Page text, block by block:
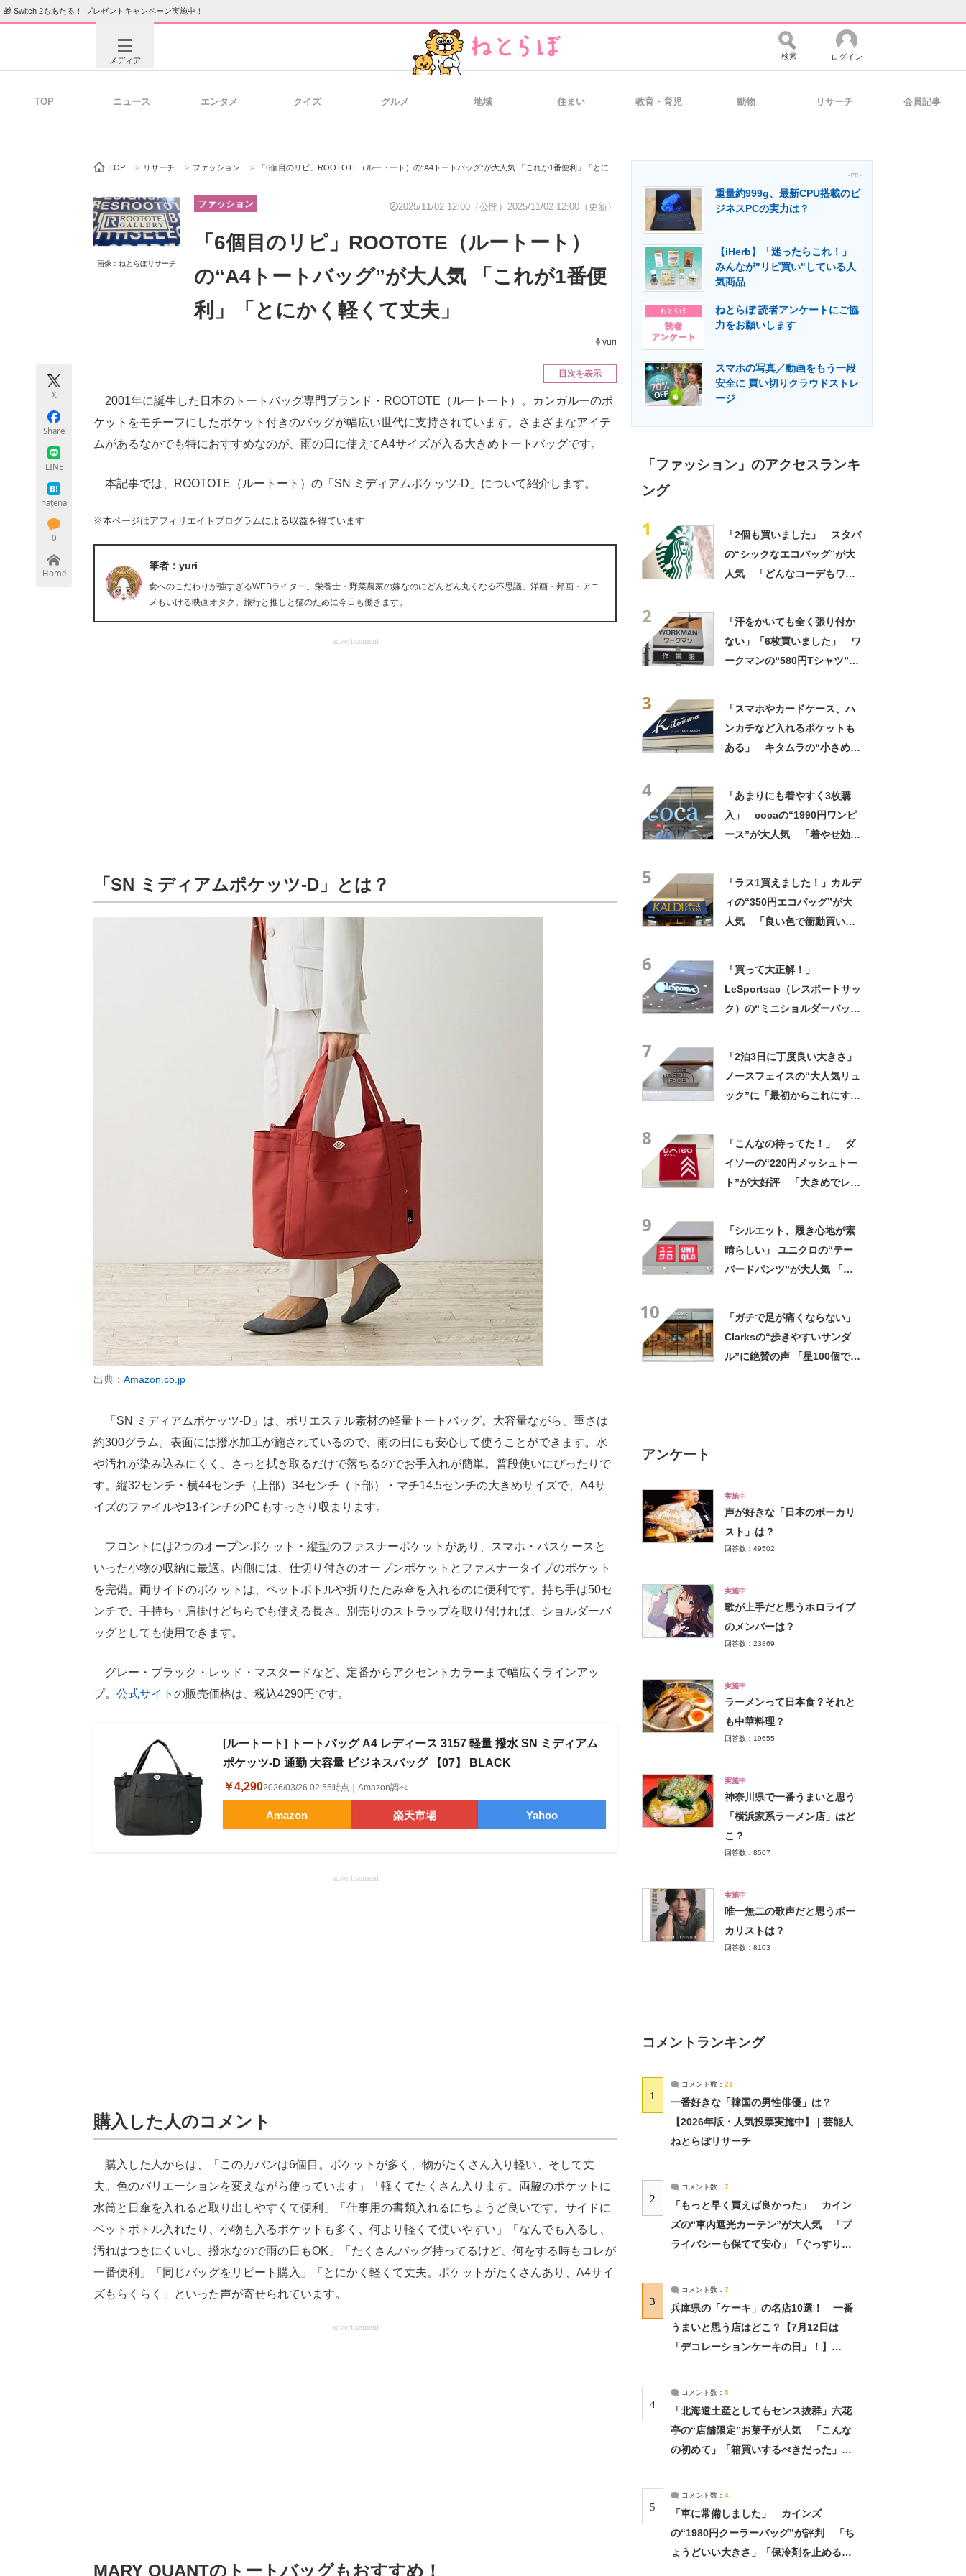
🎁 Switch 2もあたる！ プレゼントキャンペーン実施中！
メディア
ビジネスと働き方のヒント 経営リーダーのコミュニティ マーケ×ITの今がよく分かる
ITエンジニア向け専門サイト 製造業のIT導入・活用を支援
エネルギーの専門メディア 建設×テクノロジーの最前線
ちょっと気になるネットの話題
検索 ログイン
TOP ニュース エンタメ クイズ グルメ 地域 住まい 教育・育児 動物 リサーチ 会員記事
TOP > リサーチ > ファッション > 「6個目のリピ」ROOTOTE（ルートート）の“A4トートバッグ”が大人気 「これが1番便利」「とにかく軽くて丈夫」
画像：ねとらぼリサーチ
ファッション 2025/11/02 12:00（公開） 2025/11/02 12:00（更新）
「6個目のリピ」ROOTOTE（ルートート）
の“A4トートバッグ”が大人気 「これが1番便
利」「とにかく軽くて丈夫」
yuri
X
Share
LINE
hatena
0
Home
目次を表示
2001年に誕生した日本のトートバッグ専門ブランド・ROOTOTE（ルートート）。カンガルーのポ
ケットをモチーフにしたポケット付きのバッグが幅広い世代に支持されています。さまざまなアイテ
ムがあるなかでも特におすすめなのが、雨の日に使えてA4サイズが入る大きめトートバッグです。
本記事では、ROOTOTE（ルートート）の「SN ミディアムポケッツ‐D」について紹介します。
※本ページはアフィリエイトプログラムによる収益を得ています
筆者：yuri
食へのこだわりが強すぎるWEBライター。栄養士・野菜農家の嫁なのにどんどん丸くなる不思議。洋画・邦画・アニ
メもいける映画オタク。旅行と推しと猫のために今日も働きます。
advertisement
「SN ミディアムポケッツ‐D」とは？
出典： Amazon.co.jp
「SN ミディアムポケッツ‐D」は、ポリエステル素材の軽量トートバッグ。大容量ながら、重さは
約300グラム。表面には撥水加工が施されているので、雨の日にも安心して使うことができます。水
や汚れが染み込みにくく、さっと拭き取るだけで落ちるのでお手入れが簡単。普段使いにぴったりで
す。縦32センチ・横44センチ（上部）34センチ（下部）・マチ14.5センチの大きめサイズで、A4サ
イズのファイルや13インチのPCもすっきり収まります。
フロントには2つのオープンポケット・縦型のファスナーポケットがあり、スマホ・パスケースと
いった小物の収納に最適。内側には、仕切り付きのオープンポケットとファスナータイプのポケット
を完備。両サイドのポケットは、ペットボトルや折りたたみ傘を入れるのに便利です。持ち手は50セ
ンチで、手持ち・肩掛けどちらでも使える長さ。別売りのストラップを取り付ければ、ショルダーバ
ッグとしても使用できます。
グレー・ブラック・レッド・マスタードなど、定番からアクセントカラーまで幅広くラインアッ
プ。 公式サイト の販売価格は、税込4290円です。
[ルートート] トートバッグ A4 レディース 3157 軽量 撥水 SN ミディアム
ポケッツ-D 通勤 大容量 ビジネスバッグ 【07】 BLACK
￥4,2902026/03/26 02:55時点｜Amazon調べ
Amazon 楽天市場 Yahoo
advertisement
購入した人のコメント
購入した人からは、「このカバンは6個目。ポケットが多く、物がたくさん入り軽い、そして丈
夫。色のバリエーションを変えながら使っています」「軽くてたくさん入ります。両脇のポケットに
水筒と日傘を入れると取り出しやすくて便利」「仕事用の書類入れるにちょうど良いです。サイドに
ペットボトル入れたり、小物も入るポケットも多く、何より軽くて使いやすい」「なんでも入るし、
汚れはつきにくいし、撥水なので雨の日もOK」「たくさんバッグ持ってるけど、何をする時もコレが
一番便利」「同じバッグをリピート購入」「とにかく軽くて丈夫。ポケットがたくさんあり、A4サイ
ズもらくらく」といった声が寄せられています。
advertisement
MARY QUANTのトートバッグもおすすめ！
- PR -
重量約999g、最新CPU搭載のビ
ジネスPCの実力は？
【iHerb】「迷ったらこれ！」
みんなが"リピ買い"している人
気商品
ねとらぼ 読者アンケートにご協
力をお願いします
スマホの写真／動画をもう一段
安全に 買い切りクラウドストレ
ージ
「ファッション」のアクセスランキ
ング
1
「2個も買いました」 スタバ
の“シックなエコバッグ”が大
人気 「どんなコーデもワン
2
「汗をかいても全く張り付か
ない」「6枚買いました」 ワ
ークマンの“580円Tシャツ”が
3
「スマホやカードケース、ハ
ンカチなど入れるポケットも
ある」 キタムラの“小さめシ
4
「あまりにも着やすく3枚購
入」 cocaの“1990円ワンピ
ース”が大人気 「着やせ効果
5
「ラス1買えました！」カルデ
ィの“350円エコバッグ”が大
人気 「良い色で衝動買い」
6
「買って大正解！」
LeSportsac（レスポートサッ
ク）の“ミニショルダーバッ
7
「2泊3日に丁度良い大きさ」
ノースフェイスの“大人気リュ
ック”に「最初からこれにすれ
8
「こんなの待ってた！」 ダ
イソーの“220円メッシュトー
ト”が大好評 「大きめでレジ
9
「シルエット、履き心地が素
晴らしい」 ユニクロの“テー
パードパンツ”が大人気 「オ
10
「ガチで足が痛くならない」
Clarksの“歩きやすいサンダ
ル”に絶賛の声 「星100個で
アンケート
実施中
声が好きな「日本のボーカリ
スト」は？
回答数：49502
実施中
歌が上手だと思うホロライブ
のメンバーは？
回答数：23869
実施中
ラーメンって日本食？それと
も中華料理？
回答数：19655
実施中
神奈川県で一番うまいと思う
「横浜家系ラーメン店」はど
こ？
回答数：8507
実施中
唯一無二の歌声だと思うボー
カリストは？
回答数：8103
コメントランキング
1
コメント数： 21
一番好きな「韓国の男性俳優」は？
【2026年版・人気投票実施中】 | 芸能人
ねとらぼリサーチ
2
コメント数： 7
「もっと早く買えば良かった」 カイン
ズの“車内遮光カーテン”が大人気 「プ
ライバシーも保てて安心」「ぐっすり眠
3
コメント数： 7
兵庫県の「ケーキ」の名店10選！ 一番
うまいと思う店はどこ？【7月12日は
「デコレーションケーキの日」！】
4
コメント数： 5
「北海道土産としてもセンス抜群」六花
亭の“店舗限定”お菓子が人気 「こんな
の初めて」「箱買いするべきだった」
5
コメント数： 4
「車に常備しました」 カインズ
の“1980円クーラーバッグ”が評判 「ち
ょうどいい大きさ」「保冷剤を止めるベ